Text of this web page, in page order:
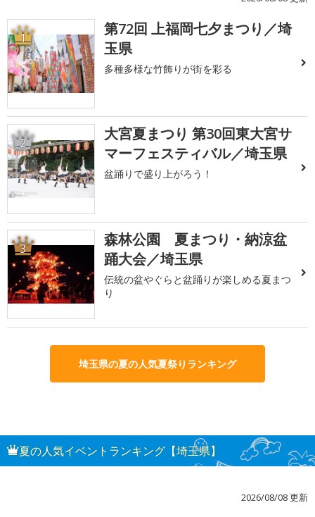
1
第72回 上福岡七夕まつり／埼
玉県
多種多様な竹飾りが街を彩る
2
大宮夏まつり 第30回東大宮サ
マーフェスティバル／埼玉県
盆踊りで盛り上がろう！
3
森林公園 夏まつり・納涼盆
踊大会／埼玉県
伝統の盆やぐらと盆踊りが楽しめる夏まつ
り
埼玉県の夏の人気夏祭りランキング
夏の人気イベントランキング【埼玉県】
2026/08/08 更新